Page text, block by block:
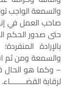
والسمعة الواجب
صاحب العمل في
حتى صدور الحكم
بالإرادة
والسمعة ومن ثم
– وكما هو الحال
لرقابة القضــــــــاء.